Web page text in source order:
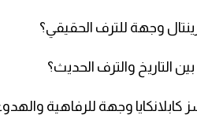
وجهة للترف الحقيقي؟
التاريخ والترف الحديث؟
وجهة للرفاهية